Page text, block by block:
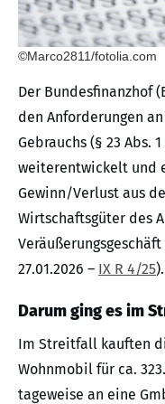
©Marco2811/fotolia.com
Der Bundesfinanzhof
den Anforderungen
Gebrauchs (§ 23 Abs.
weiterentwickelt und
Gewinn/Verlust aus
Wirtschaftsgüter des
27.01.2026 – IX R 4/25).
Darum ging es im
Im Streitfall kauften
Wohnmobil für ca.
tageweise an eine